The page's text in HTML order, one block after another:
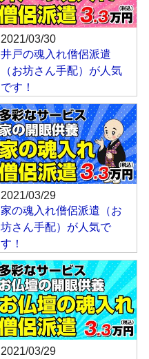
2021/03/30
井戸の魂入れ僧侶派遣
（お坊さん手配）が人気
です！
2021/03/29
家の魂入れ僧侶派遣（お
坊さん手配）が人気で
す！
2021/03/29